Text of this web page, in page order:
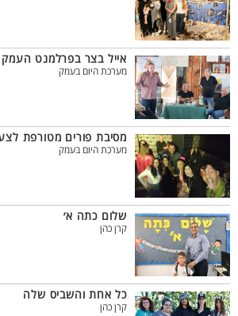
אייל בצר בפרלמנט העמק
מערכת היום בעמק
מסיבת פורים מטורפת
מערכת היום בעמק
שלום כתה א׳
קרן כהן
כל אחת והשביס שלה
קרן כהן